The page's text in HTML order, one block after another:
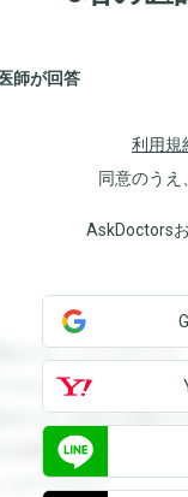
師が回答
利用規
同意のうえ
AskDoctors
覧することができま
できます。登録する
録すると回答を閲覧
を閲覧することがで
ができます。